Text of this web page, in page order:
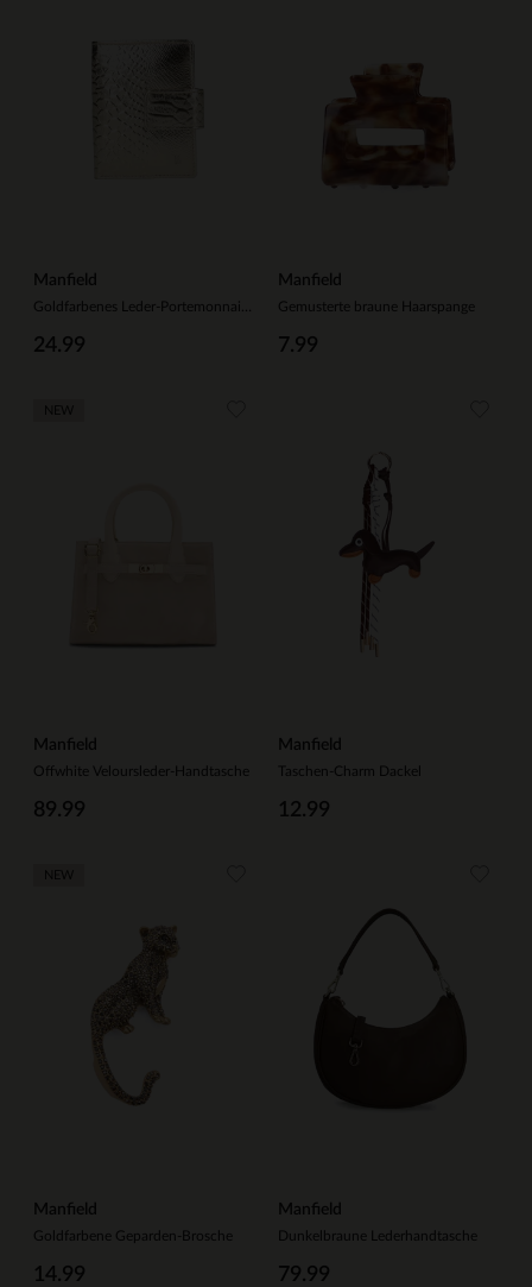
Manfield
24.99
Manfield
Gemusterte braune Haarspange
7.99
Manfield
Offwhite Veloursleder-Handtasche
89.99
Manfield
Taschen-Charm Dackel
12.99
Manfield
Goldfarbene Geparden-Brosche
14.99
Manfield
Dunkelbraune Lederhandtasche
79.99